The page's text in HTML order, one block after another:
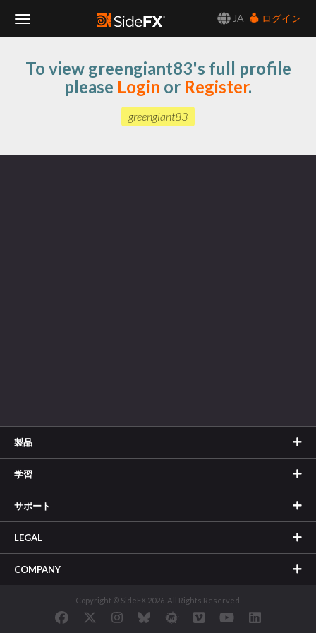
JA
ログイン
Navigation
To view greengiant83's full profile
please Login or Register.
greengiant83
製品
学習
サポート
LEGAL
COMPANY
Copyright © SideFX 2026. All Rights Reserved.